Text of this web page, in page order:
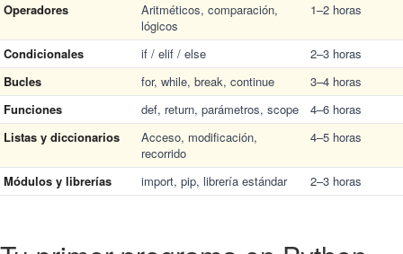
Operadores
Aritméticos, comparación,
lógicos
1–2 horas
Condicionales if / elif / else
2–3 horas
Bucles
for, while, break, continue
3–4 horas
Funciones
def, return, parámetros, scope
4–6 horas
Listas y diccionarios
Acceso, modificación,
recorrido
4–5 horas
Módulos y librerías import, pip, librería estándar 2–3 horas